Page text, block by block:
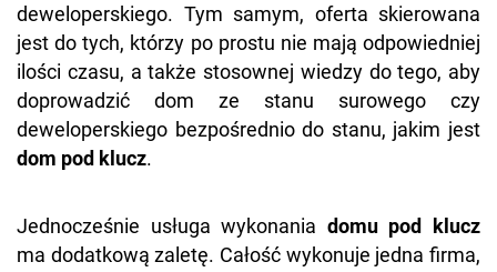
deweloperskiego. Tym samym, oferta skierowana
jest do tych, którzy po prostu nie mają odpowiedniej
ilości czasu, a także stosownej wiedzy do tego, aby
doprowadzić dom ze stanu surowego czy
deweloperskiego bezpośrednio do stanu, jakim jest
dom pod klucz.
Jednocześnie usługa wykonania domu pod klucz
ma dodatkową zaletę. Całość wykonuje jedna firma,